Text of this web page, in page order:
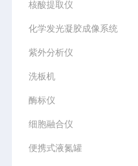
核酸提取仪
化学发光凝胶成像系统
紫外分析仪
洗板机
酶标仪
细胞融合仪
便携式液氮罐